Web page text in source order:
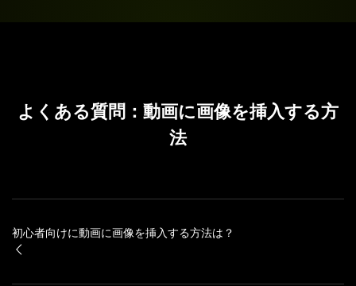
よくある質問：動画に画像を挿入する方
法
初心者向けに動画に画像を挿入する方法は？